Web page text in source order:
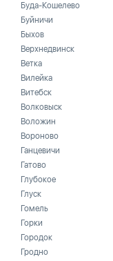
Буда-Кошелево
Буйничи
Быхов
Верхнедвинск
Ветка
Вилейка
Витебск
Волковыск
Воложин
Вороново
Ганцевичи
Гатово
Глубокое
Глуск
Гомель
Горки
Городок
Гродно